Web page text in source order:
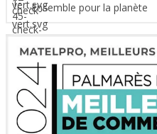
Ensemble pour la planète